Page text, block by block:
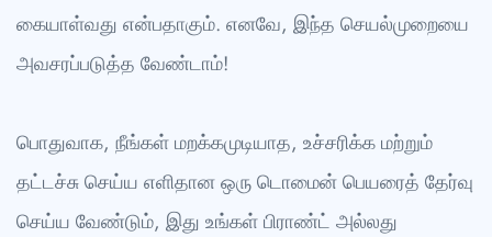
கையாள்வது என்பதாகும். எனவே, இந்த செயல்முறையை
அவசரப்படுத்த வேண்டாம்!
பொதுவாக, நீங்கள் மறக்கமுடியாத, உச்சரிக்க மற்றும்
தட்டச்சு செய்ய எளிதான ஒரு டொமைன் பெயரைத் தேர்வு
செய்ய வேண்டும், இது உங்கள் பிராண்ட் அல்லது